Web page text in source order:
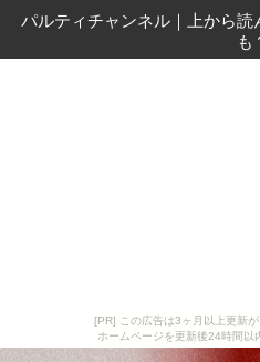
[PR] この広告は3ヶ月以上更新が
ホームページを更新後24時間以
パルティチャンネル ｜
上から
も